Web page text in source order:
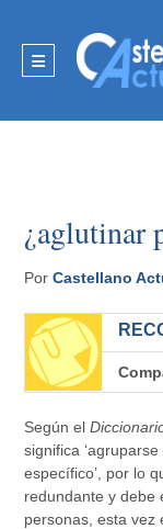
¿aglutinar
PorCastellano
Según el
significa
específico’, por lo
redundante y debe
personas, esta vez